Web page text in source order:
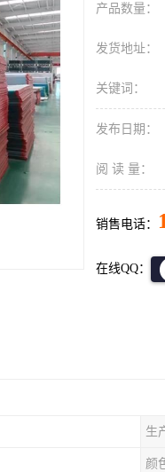
产品数量：
发货地址：
关键词：
发布日期：
阅 读 量：
销售电话：
在线QQ：
生
颜